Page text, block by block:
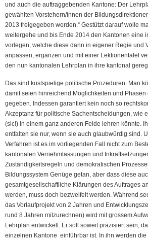
und auch die auftraggebenden Kantone: Der
gewählten Vorstehern/innen der
2013 freigegeben werden.“ Gestützt darauf wolle
weitergehe und bis Ende 2014 den Kantonen eine
vorlegen, welche diese dann in eigener Regie und
anpassen, ergänzen und mit einer Lektionentafel
den nun kantonalen Lehrplan in ihre kantonal
Das sind kostspielige politische Prozeduren. Man
damit seien hinreichend Möglichkeiten und
gegeben. Indessen garantiert kein noch so
Akzeptanz für politische Sachentscheidungen, wie
(sic!) in einem ganz anderen Felde lehren könnte.
entfalten sie nur, wenn sie auch glaubwürdig sind.
Verfahren ist es im vorliegenden Fall nicht zum
kantonalen Vernehmlassungen und
Zuständigkeitsregeln und demokratischen
Bildungssystem Genüge getan, aber dass diese
gesamtgesellschaftliche Klärungen des Auftrages
werden, muss doch bezweifelt werden. Während
das Vorlaufprojekt von 2 Jahren und
rund 8 Jahren mitzurechnen) wird mit grossem
Lehrplan entwickelt. Er soll soweit präzisiert sein,
einzelnen Kantone einführbar ist. In ihn werden